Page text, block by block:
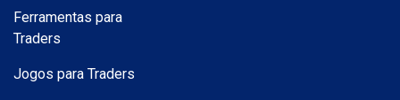
Ferramentas para
Traders
Jogos para Traders